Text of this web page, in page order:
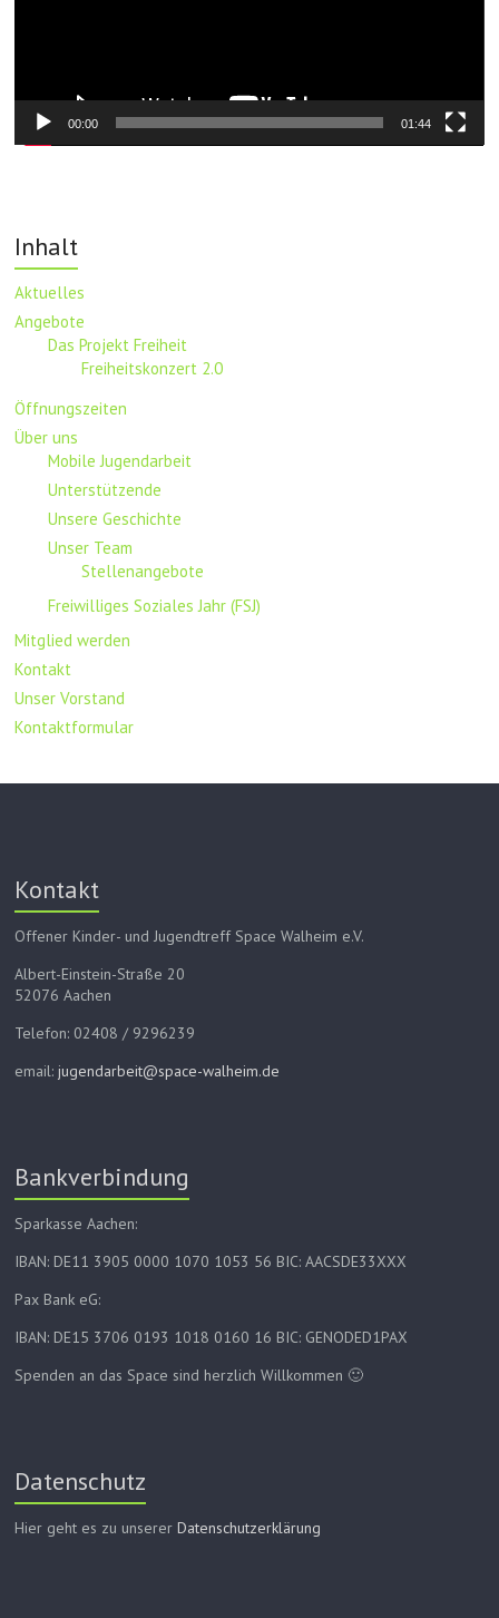
00:00 01:44
Inhalt
Aktuelles
Angebote
Das Projekt Freiheit
Freiheitskonzert 2.0
Öffnungszeiten
Über uns
Mobile Jugendarbeit
Unterstützende
Unsere Geschichte
Unser Team
Stellenangebote
Freiwilliges Soziales Jahr (FSJ)
Mitglied werden
Kontakt
Unser Vorstand
Kontaktformular
Kontakt
Offener Kinder- und Jugendtreff Space Walheim e.V.
Albert-Einstein-Straße 20
52076 Aachen
Telefon: 02408 / 9296239
email:jugendarbeit@space-walheim.de
Bankverbindung
Sparkasse Aachen:
IBAN: DE11 3905 0000 1070 1053 56 BIC: AACSDE33XXX
Pax Bank eG:
IBAN: DE15 3706 0193 1018 0160 16 BIC: GENODED1PAX
Spenden an das Space sind herzlich Willkommen 🙂
Datenschutz
Hier geht es zu unsererDatenschutzerklärung